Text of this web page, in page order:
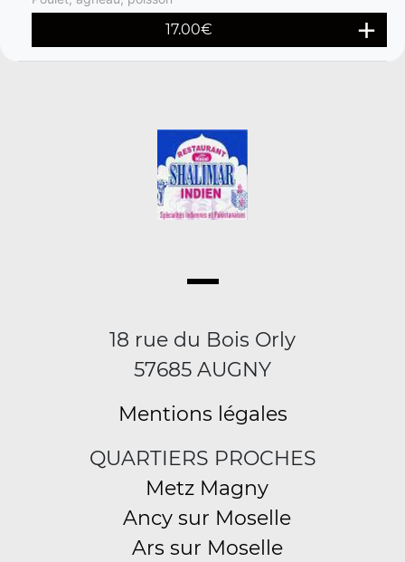
17.00€
18 rue du Bois Orly
57685 AUGNY
Mentions légales
QUARTIERS PROCHES
Metz Magny
Ancy sur Moselle
Ars sur Moselle